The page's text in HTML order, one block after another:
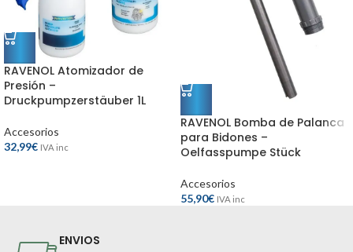
RAVENOL Atomizador de
Presión –
Druckpumpzerstäuber 1L
Accesorios
32,99€ IVA inc
RAVENOL Bomba de Palanca
para Bidones –
Oelfasspumpe Stück
Accesorios
55,90€ IVA inc
ENVIOS